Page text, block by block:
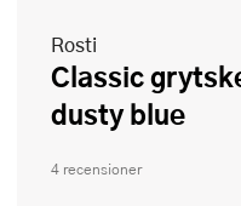
Rosti
Classic grytsked liten 19 cm
dusty blue
4 recensioner